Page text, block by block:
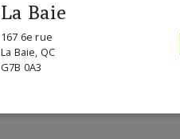
La Baie
167 6e rue
La Baie, QC
G7B 0A3